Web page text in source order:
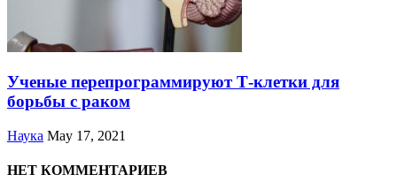
Ученые перепрограммируют Т-клетки для
борьбы с раком
Наука May 17, 2021
НЕТ КОММЕНТАРИЕВ